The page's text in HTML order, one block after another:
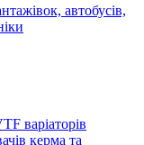
автобусів,
варіаторів
керма та